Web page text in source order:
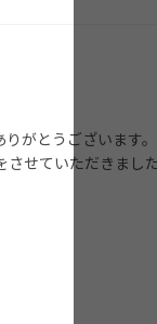
がとうございます
させていただきま